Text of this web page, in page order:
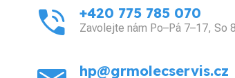
phone_in_talk +420 775 785 070
Zavolejte nám Po–Pá 7–17, So
hp@grmolecservis.cz